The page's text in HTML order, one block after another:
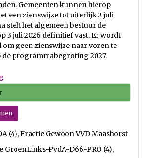
Gemeenten kunnen hierop
een zienswijze tot uiterlijk 2 juli
stelt het algemeen bestuur de
3 juli 2026 definitief vast. Er wordt
om geen zienswijze naar voren te
programmabegroting 2027.
(4), Fractie Gewoon VVD Maashorst
GroenLinks-PvdA-D66-PRO (4),